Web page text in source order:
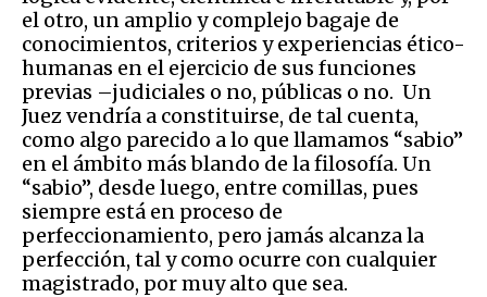
el otro, un amplio y complejo bagaje de
conocimientos, criterios y experiencias ético-
humanas en el ejercicio de sus funciones
previas –judiciales o no, públicas o no. Un
Juez vendría a constituirse, de tal cuenta,
como algo parecido a lo que llamamos “sabio”
en el ámbito más blando de la filosofía. Un
“sabio”, desde luego, entre comillas, pues
siempre está en proceso de
perfeccionamiento, pero jamás alcanza la
perfección, tal y como ocurre con cualquier
magistrado, por muy alto que sea.